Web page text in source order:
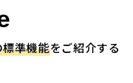
準機能をご紹介する